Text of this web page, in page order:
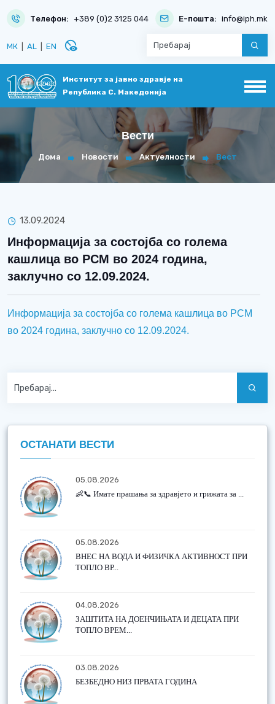
Телефон: +389 (0)2 3125 044 Е-пошта: info@iph.mk
МК AL EN disabled_visible
Институт за јавно здравје на
Република С. Македонија
Вести
Дома Новости Актуелности Вест
13.09.2024
Информација за состојба со голема
кашлица во РСМ во 2024 година,
заклучно со 12.09.2024.
Информација за состојба со голема кашлица во РСМ
во 2024 година, заклучно со 12.09.2024.
ОСТАНАТИ ВЕСТИ
05.08.2026
👶📞 Имате прашања за здравјето и грижата за ...
05.08.2026
ВНЕС НА ВОДА И ФИЗИЧКА АКТИВНОСТ ПРИ
ТОПЛО ВР...
04.08.2026
ЗАШТИТА НА ДОЕНЧИЊАТА И ДЕЦАТА ПРИ
ТОПЛО ВРЕМ...
03.08.2026
БЕЗБЕДНО НИЗ ПРВАТА ГОДИНА